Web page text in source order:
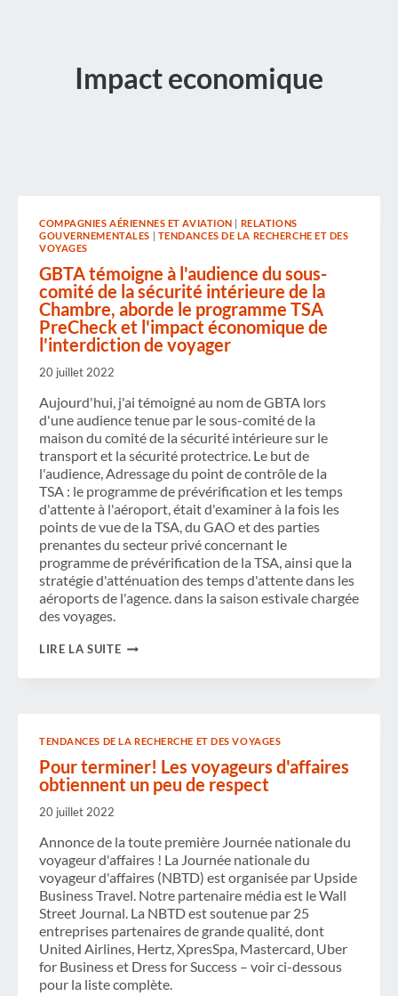
Impact economique
COMPAGNIES AÉRIENNES ET AVIATION
RELATIONS
GOUVERNEMENTALES
TENDANCES DE LA RECHERCHE ET DES
VOYAGES
GBTA témoigne à l'audience du sous-
comité de la sécurité intérieure de la
Chambre, aborde le programme TSA
PreCheck et l'impact économique de
l'interdiction de voyager
20 juillet 2022
Aujourd'hui, j'ai témoigné au nom de GBTA lors
d'une audience tenue par le sous-comité de la
maison du comité de la sécurité intérieure sur le
transport et la sécurité protectrice. Le but de
l'audience, Adressage du point de contrôle de la
TSA : le programme de prévérification et les temps
d'attente à l'aéroport, était d'examiner à la fois les
points de vue de la TSA, du GAO et des parties
prenantes du secteur privé concernant le
programme de prévérification de la TSA, ainsi que la
stratégie d'atténuation des temps d'attente dans les
aéroports de l'agence. dans la saison estivale chargée
des voyages.
LIRE LA SUITEGBTA
DE
LA
SÉCURITÉ
INTÉRIEURE
ABORDE
LE
PROGRAMME
TSA
PRECHECK
ET
L'IMPACT
ÉCONOMIQUE
DE
L'INTERDICTION
DE
TENDANCES DE LA RECHERCHE ET DES VOYAGES
Pour terminer! Les voyageurs d'affaires
obtiennent un peu de respect
20 juillet 2022
Annonce de la toute première Journée nationale du
voyageur d'affaires ! La Journée nationale du
voyageur d'affaires (NBTD) est organisée par Upside
Business Travel. Notre partenaire média est le Wall
Street Journal. La NBTD est soutenue par 25
entreprises partenaires de grande qualité, dont
United Airlines, Hertz, XpresSpa, Mastercard, Uber
for Business et Dress for Success – voir ci-dessous
pour la liste complète.